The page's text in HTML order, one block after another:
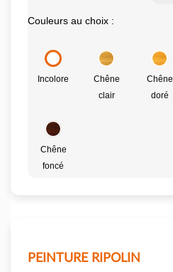
Couleurs au choix :
Incolore
Chêne
clair
Chêne
doré
Chêne
foncé
PEINTURE RIPOLIN